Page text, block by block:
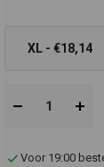
XL - €18,14
Voor 19:00